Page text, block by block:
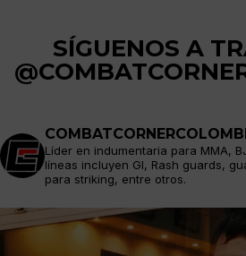
SÍGUENOS A
Líder en indumentaria para MMA,
líneas incluyen GI, Rash guards,
para striking, entre otros.